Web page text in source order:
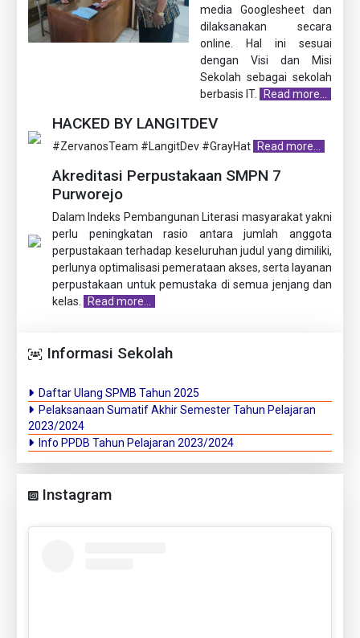
media Googlesheet dan
dilaksanakan secara
online. Hal ini sesuai
dengan Visi dan Misi
Sekolah sebagai sekolah
berbasis IT.
Read more...
HACKED BY LANGITDEV
#ZervanosTeam #LangitDev #GrayHat Read more...
Akreditasi Perpustakaan SMPN 7
Purworejo
Dalam Indeks Pembangunan Literasi masyarakat yakni
perlu peningkatan rasio antara jumlah anggota
perpustakaan terhadap keseluruhan judul yang dimiliki,
perlunya optimalisasi pemerataan akses, serta layanan
perpustakaan untuk pemustaka di semua jenjang dan
kelas.
Read more...
Informasi Sekolah
Daftar Ulang SPMB Tahun 2025
Pelaksanaan Sumatif Akhir Semester Tahun Pelajaran
2023/2024
Info PPDB Tahun Pelajaran 2023/2024
Instagram